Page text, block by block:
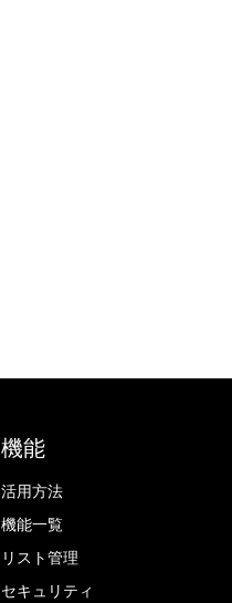
機能
活用方法
機能一覧
リスト管理
セキュリティ